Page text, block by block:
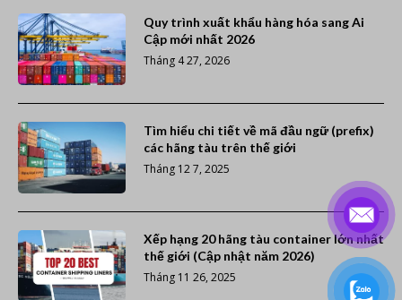
Quy trình xuất khẩu hàng hóa sang Ai
Cập mới nhất 2026
Tháng 4 27, 2026
Tìm hiểu chi tiết về mã đầu ngữ (prefix)
các hãng tàu trên thế giới
Tháng 12 7, 2025
Xếp hạng 20 hãng tàu container lớn nhất
thế giới (Cập nhật năm 2026)
Tháng 11 26, 2025